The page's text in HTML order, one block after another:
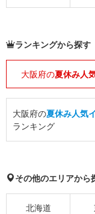
ランキングから探す
大阪府の夏休み人
大阪府の夏休み人気
ランキング
その他のエリアから
北海道